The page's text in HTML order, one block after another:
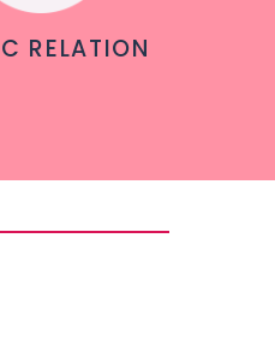
RELATION